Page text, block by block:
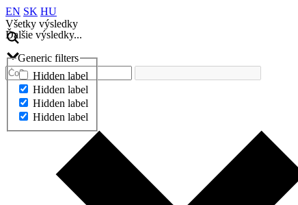
EN SK HU
Všetky výsledky
Ďalšie výsledky...
Generic filters
Hidden label
Hidden label
Hidden label
Hidden label
Ďalšie výsledky...